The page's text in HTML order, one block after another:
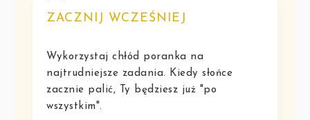
ZACZNIJ WCZEŚNIEJ
Wykorzystaj chłód poranka na
najtrudniejsze zadania. Kiedy słońce
zacznie palić, Ty będziesz już "po
wszystkim".